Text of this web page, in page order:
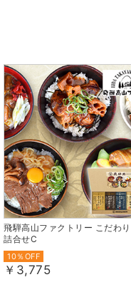
飛騨高山ファクトリー こだわ
詰合せC
10％OFF
￥3,775